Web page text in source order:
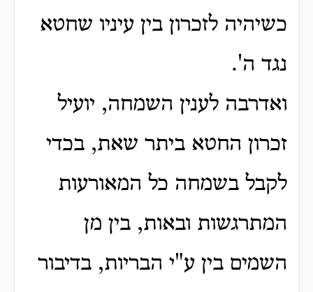
כשיהיה לזכרון בין עיניו שחטא
נגד ה'.
ואדרבה לענין השמחה, יועיל
זכרון החטא ביתר שאת, בכדי
לקבל בשמחה כל המאורעות
המתרגשות ובאות, בין מן
השמים בין ע"י הבריות, בדיבור